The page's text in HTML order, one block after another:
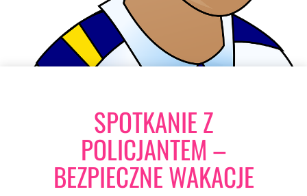
SPOTKANIE Z
POLICJANTEM –
BEZPIECZNE WAKACJE